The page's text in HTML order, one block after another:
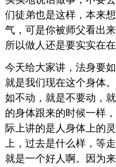
们徒弟也是这样，本来
气，可是你被师父看出
所以做人还是要实实在在
今天给大家讲，法身要
就是我们现在这个身体
如不动，就是不要动，
的身体跟来的时候一样
际上讲的是人身体上的
上，过去是什么样，等
就是一个好人啊。因为